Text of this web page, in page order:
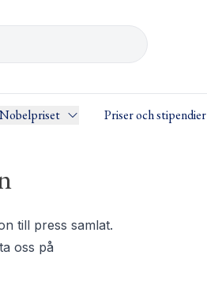
Priser och stipendier
till press samlat.
oss på